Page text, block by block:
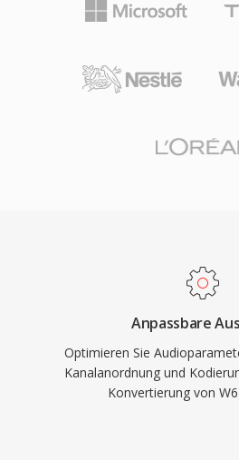
Anpassbare
Optimieren Sie
Kanalanordnung und
Konvertierung von